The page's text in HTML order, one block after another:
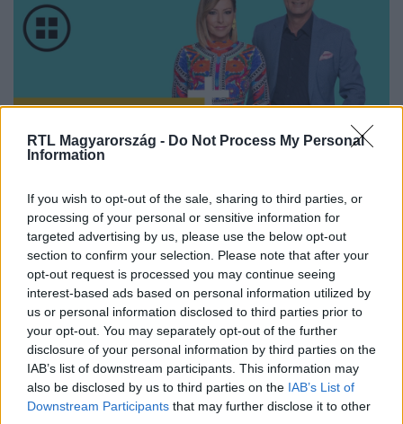
RTL Magyarország - Do Not Process My Personal
Information
If you wish to opt-out of the sale, sharing to third parties, or
processing of your personal or sensitive information for
targeted advertising by us, please use the below opt-out
section to confirm your selection. Please note that after your
opt-out request is processed you may continue seeing
interest-based ads based on personal information utilized by
us or personal information disclosed to third parties prior to
your opt-out. You may separately opt-out of the further
disclosure of your personal information by third parties on the
IAB’s list of downstream participants. This information may
also be disclosed by us to third parties on the IAB’s List of
Downstream Participants that may further disclose it to other
Itt állítsd be, hogy az RTL.hu az elsők között
legyen a Google-találatokban!